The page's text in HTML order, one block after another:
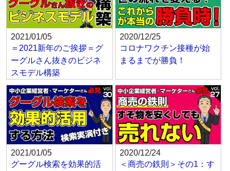
2021/01/05
＝2021新年のご挨拶＝グ
ーグルさん抜きのビジネ
スモデル構築
2020/12/25
コロナワクチン接種が始
まるまでが勝負！
2021/01/05
グーグル検索を効果的活
2020/12/24
＜商売の鉄則＞その1：す